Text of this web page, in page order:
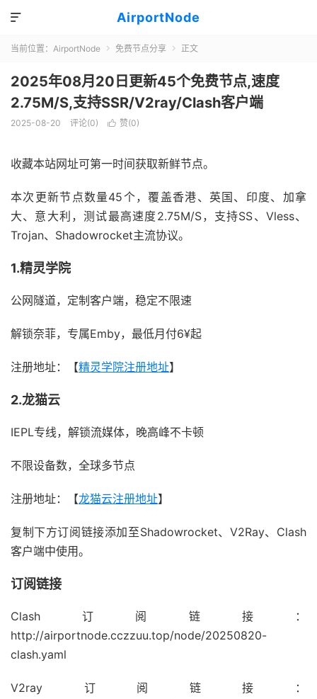
AirportNode

当前位置： AirportNode  免费节点分享  正文
2025年08月20日更新45个免费节点,速度
2.75M/S,支持SSR/V2ray/Clash客户端
2025-08-20 评论(0)  赞(0)
收藏本站网址可第一时间获取新鲜节点。
本次更新节点数量45个，覆盖香港、英国、印度、加拿
大、意大利，测试最高速度2.75M/S，支持SS、Vless、
Trojan、Shadowrocket主流协议。
1.精灵学院
公网隧道，定制客户端，稳定不限速
解锁奈菲，专属Emby，最低月付6¥起
注册地址：【精灵学院注册地址】
2.龙猫云
IEPL专线，解锁流媒体，晚高峰不卡顿
不限设备数，全球多节点
注册地址：【龙猫云注册地址】
复制下方订阅链接添加至Shadowrocket、V2Ray、Clash
客户端中使用。
订阅链接
Clash订阅链接：
http://airportnode.cczzuu.top/node/20250820-
clash.yaml
V2ray订阅链接：